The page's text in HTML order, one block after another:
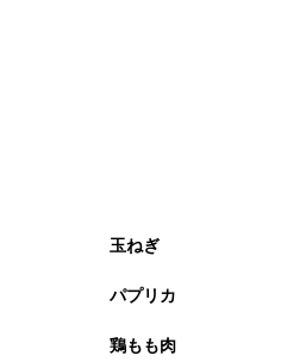
玉ねぎ
パプリカ
鶏もも肉